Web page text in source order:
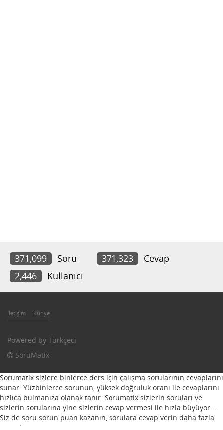
371,099 Soru 371,323
Cevap
2,446
Kullanıcı
İletişim Künye
Powered by Türkçeci
SoruMatix
Sorumatix sizlere binlerce ders için çalışma sorularının cevaplarını
sunar. Yüzbinlerce sorunun, yüksek doğruluk oranı ile cevaplarını
hızlıca bulmanıza olanak tanır. Sorumatix sizlerin soruları ve
sizlerin sorularına yine sizlerin cevap vermesi ile hızla büyüyor...
Siz de soru sorun puan kazanın, sorulara cevap verin daha fazla
puan kazanın...